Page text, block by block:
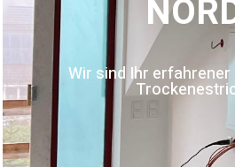
Wir sind Ihr